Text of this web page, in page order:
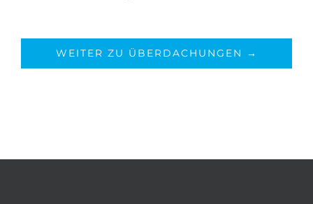
WEITER ZU ÜBERDACHUNGEN →